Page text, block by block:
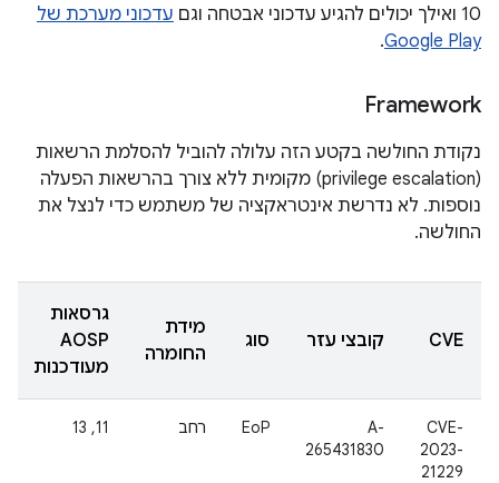
10 ואילך יכולים להגיע עדכוני אבטחה וגם
עדכוני מערכת של
Google Play
.
Framework
נקודת החולשה בקטע הזה עלולה להוביל להסלמת הרשאות
(privilege escalation) מקומית ללא צורך בהרשאות הפעלה
נוספות. לא נדרשת אינטראקציה של משתמש כדי לנצל את
החולשה.
CVE קובצי עזר סוג
מידת
החומרה
גרסאות
AOSP
מעודכנות
CVE-
2023-
21229
A-
265431830
EoP רחב 11, 13